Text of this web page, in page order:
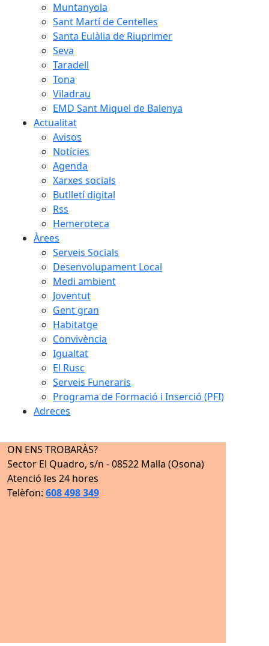
Muntanyola
Sant Martí de Centelles
Santa Eulàlia de Riuprimer
Seva
Taradell
Tona
Viladrau
EMD Sant Miquel de Balenya
Actualitat
Avisos
Notícies
Agenda
Xarxes socials
Butlletí digital
Rss
Hemeroteca
Àrees
Serveis Socials
Desenvolupament Local
Medi ambient
Joventut
Gent gran
Habitatge
Convivència
Igualtat
El Rusc
Serveis Funeraris
Programa de Formació i Inserció (PFI)
Adreces
ON ENS TROBARÀS?
Sector El Quadro, s/n - 08522 Malla (Osona)
Atenció les 24 hores
Telèfon: 608 498 349